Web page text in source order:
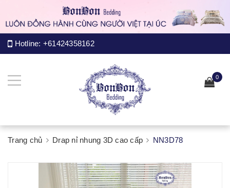
Hotline: +61424358162
0
Trang chủ Drap nỉ nhung 3D cao cấp NN3D78